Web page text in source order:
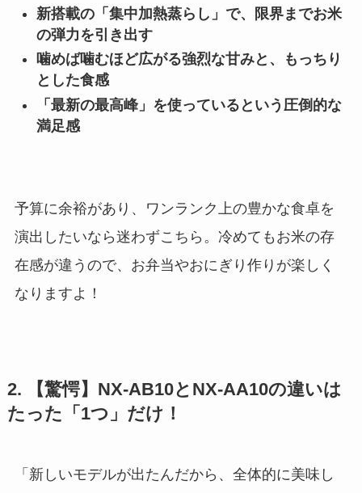
新搭載の「集中加熱蒸らし」で、限界までお米
の弾力を引き出す
噛めば噛むほど広がる強烈な甘みと、もっちり
とした食感
「最新の最高峰」を使っているという圧倒的な
満足感
予算に余裕があり、ワンランク上の豊かな食卓を
演出したいなら迷わずこちら。冷めてもお米の存
在感が違うので、お弁当やおにぎり作りが楽しく
なりますよ！
2. 【驚愕】NX-AB10とNX-AA10の違いは
たった「1つ」だけ！
「新しいモデルが出たんだから、全体的に美味し